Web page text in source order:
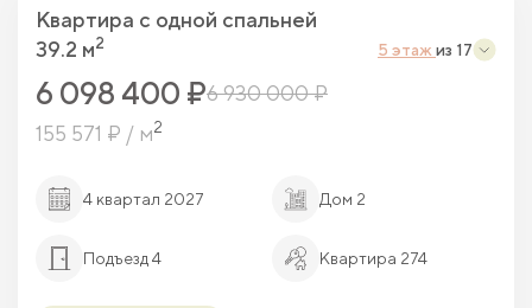
Квартира c одной спальней
39.2 м2 5 этаж из 17
6 098 400 ₽6 930 000 ₽
155 571 ₽ / м2
4 квартал 2027 Дом 2
Подъезд 4 Квартира 274